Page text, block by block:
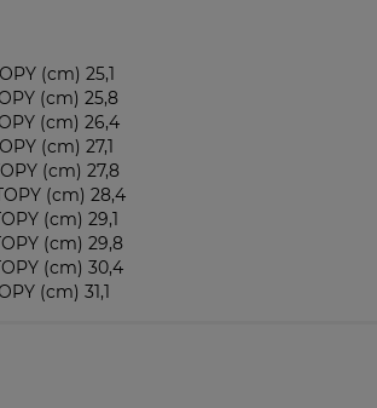
(cm) 25,1
(cm) 25,8
(cm) 26,4
(cm) 27,1
(cm) 27,8
(cm) 28,4
(cm) 29,1
(cm) 29,8
(cm) 30,4
(cm) 31,1